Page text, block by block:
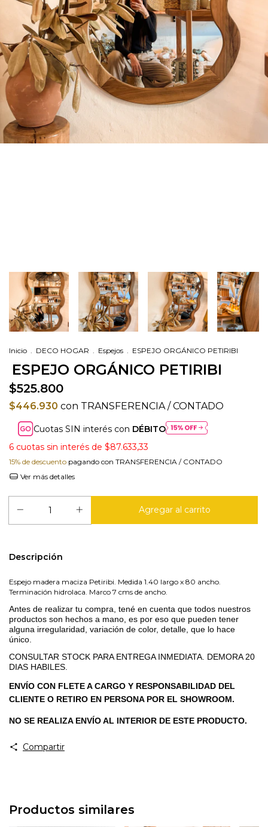
Inicio . DECO HOGAR . Espejos . ESPEJO ORGÁNICO PETIRIBI
ESPEJO ORGÁNICO PETIRIBI
$525.800
$446.930 con TRANSFERENCIA / CONTADO
Cuotas SIN interés con DÉBITO
6 cuotas sin interés de $87.633,33
15% de descuento pagando con TRANSFERENCIA / CONTADO
Ver más detalles
Descripción
Espejo madera maciza Petiribi. Medida 1.40 largo x 80 ancho.
Terminación hidrolaca. Marco 7 cms de ancho.
Antes de realizar tu compra, tené en cuenta que todos nuestros
productos son hechos a mano, es por eso que pueden tener
alguna irregularidad, variación de color, detalle, que lo hace
único.
CONSULTAR STOCK PARA ENTREGA INMEDIATA. DEMORA 20
DIAS HABILES.
ENVÍO CON FLETE A CARGO Y RESPONSABILIDAD DEL
CLIENTE O RETIRO EN PERSONA POR EL SHOWROOM.
NO SE REALIZA ENVÍO AL INTERIOR DE ESTE PRODUCTO.
Compartir
Productos similares